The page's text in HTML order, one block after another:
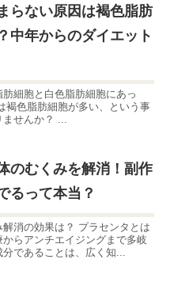
らない原因は褐色脂肪
中年からのダイエット
細胞と白色脂肪細胞にあっ
褐色脂肪細胞が多い、という事
せんか？ ...
のむくみを解消！副作
るって本当？
消の効果は？ プラセンタとは
らアンチエイジングまで多岐
であることは、広く知...